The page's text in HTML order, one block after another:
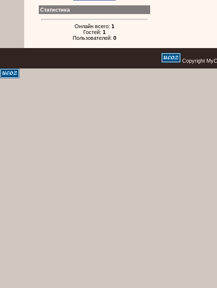
Статистика
Онлайн всего: 1
Гостей: 1
Пользователей: 0
Copyright